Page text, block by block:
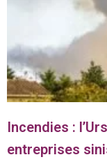
Incendies :
entreprises